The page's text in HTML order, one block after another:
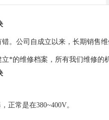
。公司自成立以来，长期销售
*的维修档案，所有我们维修的
正常是在380~400V。